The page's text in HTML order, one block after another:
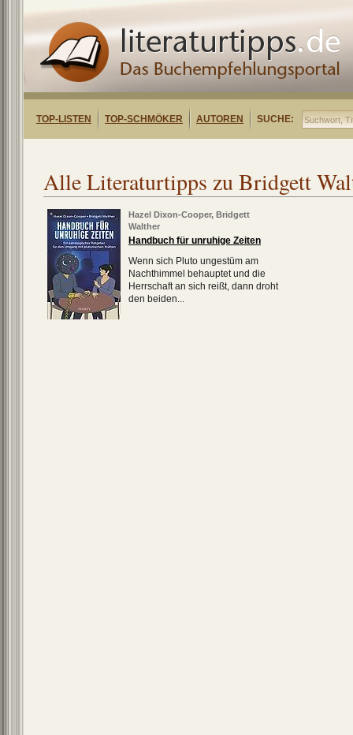
TOP-LISTEN TOP-SCHMÖKER AUTOREN SUCHE:
Alle Literaturtipps zu Bridgett
Hazel Dixon-Cooper, Bridgett
Walther
Handbuch für unruhige Zeiten
Wenn sich Pluto ungestüm am
Nachthimmel behauptet und die
Herrschaft an sich reißt, dann droht
den beiden...